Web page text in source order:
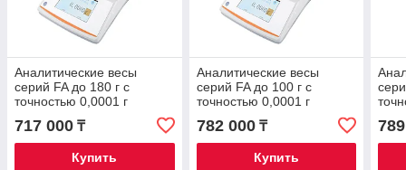
Аналитические весы
серий FA до 180 г с
точностью 0,0001 г
сенсорный
717 000 ₸
Купить
Аналитические весы
серий FA до 100 г с
точностью 0,0001 г
сенсорный внутренний
калибровка
782 000₸
Купить